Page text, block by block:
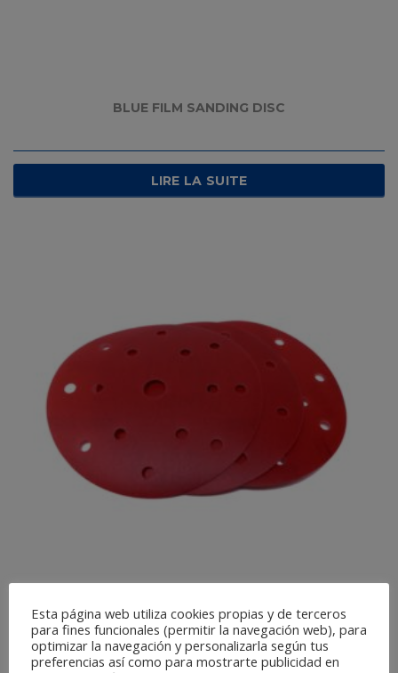
BLUE FILM SANDING DISC
LIRE LA SUITE
RED FILM SANDING DISC
Esta página web utiliza cookies propias y de terceros
para fines funcionales (permitir la navegación web), para
optimizar la navegación y personalizarla según tus
preferencias así como para mostrarte publicidad en